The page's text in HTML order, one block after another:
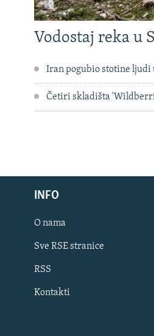
Vodostaj reka u
Iran pogubio stotine ljudi
Četiri skladišta
INFO
O nama
Sve RSE stranice
RSS
Kontakti